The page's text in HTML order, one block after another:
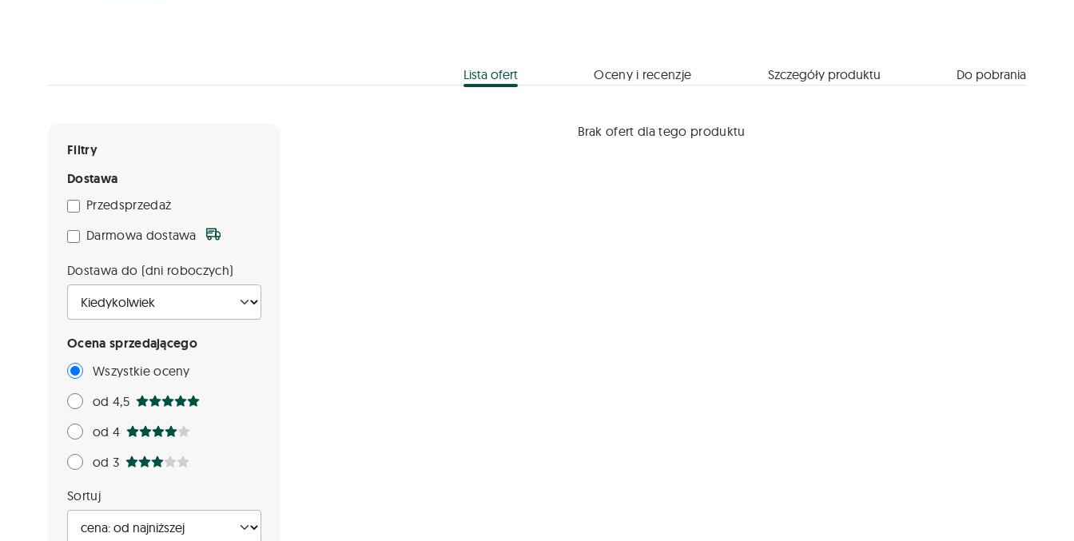
Lista ofert Oceny i recenzje Szczegóły produktu Do pobrania
Filtry
Dostawa
Przedsprzedaż
Darmowa dostawa
Dostawa do (dni roboczych)
Ocena sprzedającego
Wszystkie oceny
od 4,5
od 4
od 3
Sortuj
Brak ofert dla tego produktu